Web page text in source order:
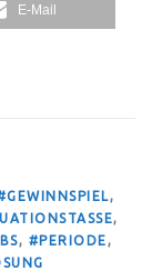
E-Mail
,
,
, #PERIODE,